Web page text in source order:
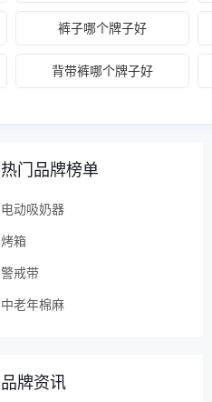
裤子哪个牌子好
背带裤哪个牌子好
热门品牌榜单
电动吸奶器
烤箱
警戒带
中老年棉麻
品牌资讯